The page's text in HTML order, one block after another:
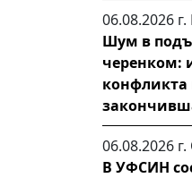
06.08.2026 г.
Шум в
черенком:
конфликта
06.08.2026 г.
В УФСИН